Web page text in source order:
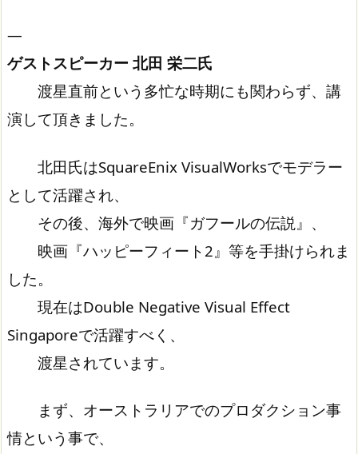
—
ゲストスピーカー 北田 栄二氏
渡星直前という多忙な時期にも関わらず、講
演して頂きました。
北田氏はSquareEnix VisualWorksでモデラー
として活躍され、
その後、海外で映画『ガフールの伝説』、
映画『ハッピーフィート2』等を手掛けられま
した。
現在はDouble Negative Visual Effect
Singaporeで活躍すべく、
渡星されています。
まず、オーストラリアでのプロダクション事
情という事で、